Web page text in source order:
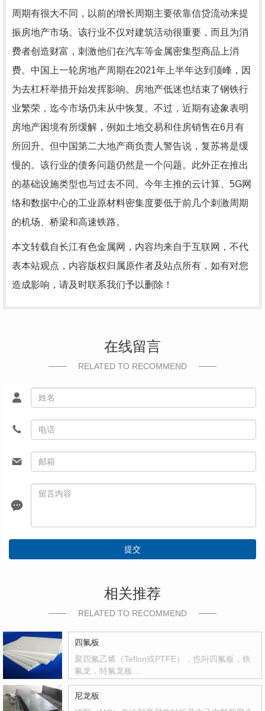
周期有很大不同，以前的增长周期主要依靠信贷流动来提
振房地产市场。该行业不仅对建筑活动很重要，而且为消
费者创造财富，刺激他们在汽车等金属密集型商品上消
费。中国上一轮房地产周期在2021年上半年达到顶峰，因
为去杠杆举措开始发挥影响。房地产低迷也结束了钢铁行
业繁荣，迄今市场仍未从中恢复。不过，近期有迹象表明
房地产困境有所缓解，例如土地交易和住房销售在6月有
所回升。但中国第二大地产商负责人警告说，复苏将是缓
慢的。该行业的债务问题仍然是一个问题。此外正在推出
的基础设施类型也与过去不同。今年主推的云计算、5G网
络和数据中心的工业原材料密集度要低于前几个刺激周期
的机场、桥梁和高速铁路。
本文转载自长江有色金属网，内容均来自于互联网，不代
表本站观点，内容版权归属原作者及站点所有，如有对您
造成影响，请及时联系我们予以删除！
在线留言
RELATED TO RECOMMEND
提交
相关推荐
RELATED TO RECOMMEND
四氟板
聚四氟乙烯（Teflon或PTFE），也叫四氟板，铁
氟龙，特氟龙板…
尼龙板